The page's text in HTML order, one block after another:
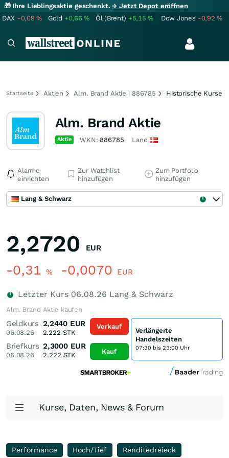
🎁 Ihre Lieblingsaktie geschenkt.→ Jetzt Depot eröffnen
DAX -0,09% Gold +0,66% Öl (Brent) +5,15% Dow Jones -0,92%
Startseite Aktien Alm. Brand Aktie | 886785 Historische Kurse
Alm. Brand Aktie
Aktie WKN: 886785 Land
Alarme
einrichten
Zur Watchlist
hinzufügen
Zum Portfolio
hinzufügen
Lang & Schwarz
2,2720 EUR
-0,31 % -0,0070 EUR
Letzter Kurs 06.08.26 Lang & Schwarz
Alm. Brand Aktie kaufen
Geldkurs
06.08.26
2,2440 EUR
2.222 STK
Briefkurs
06.08.26
2,3000 EUR
2.222 STK
Verkauf
Kauf
Verlängerte
Handelszeiten
07:30 bis 23:00 Uhr
Kurse, Daten, News & Forum
Performance Hoch/Tief
Renditedreieck